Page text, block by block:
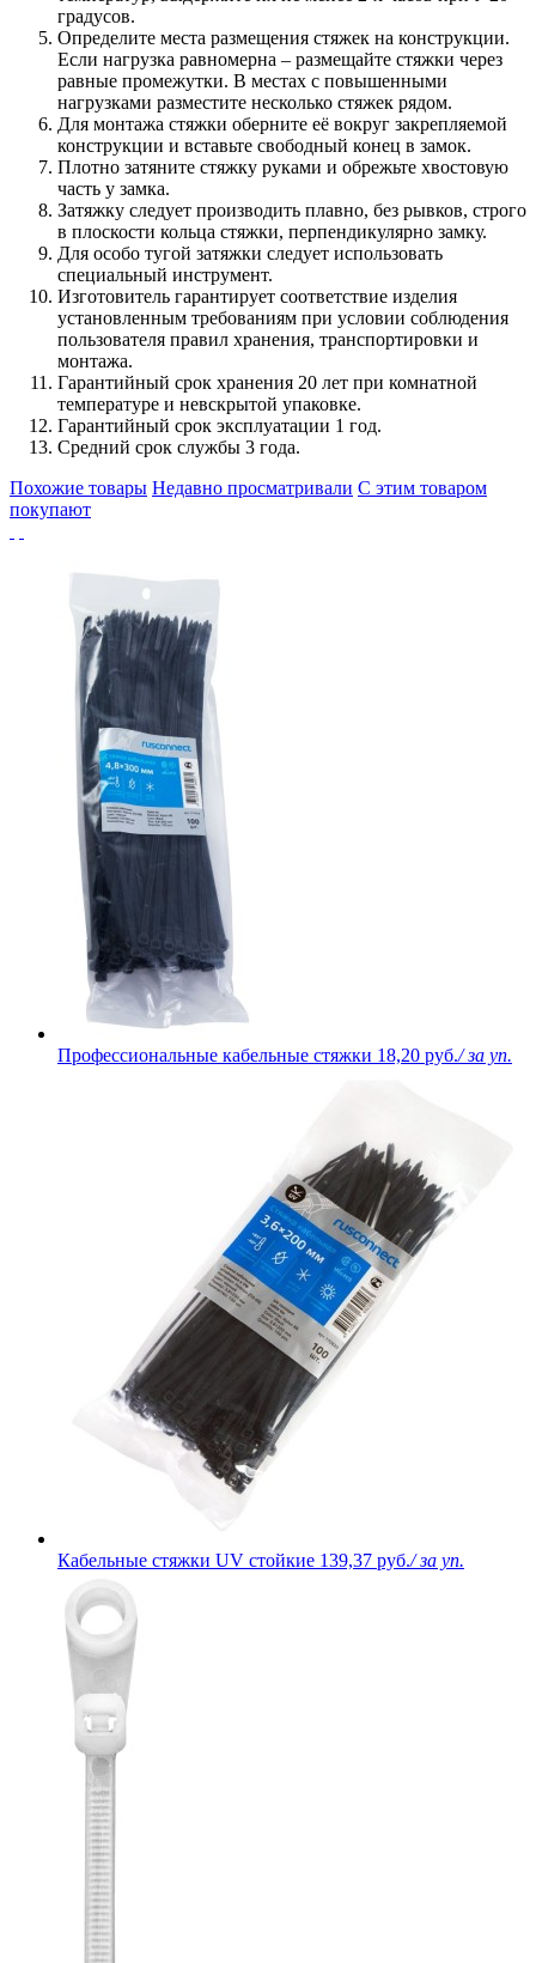
градусов.
Определите места размещения стяжек на конструкции.
Если нагрузка равномерна – размещайте стяжки через
равные промежутки. В местах с повышенными
нагрузками разместите несколько стяжек рядом.
Для монтажа стяжки оберните её вокруг закрепляемой
конструкции и вставьте свободный конец в замок.
Плотно затяните стяжку руками и обрежьте хвостовую
часть у замка.
Затяжку следует производить плавно, без рывков, строго
в плоскости кольца стяжки, перпендикулярно замку.
Для особо тугой затяжки следует использовать
специальный инструмент.
Изготовитель гарантирует соответствие изделия
установленным требованиям при условии соблюдения
пользователя правил хранения, транспортировки и
монтажа.
Гарантийный срок хранения 20 лет при комнатной
температуре и невскрытой упаковке.
Гарантийный срок эксплуатации 1 год.
Средний срок службы 3 года.
Похожие товары Недавно просматривали С этим товаром
покупают
Профессиональные кабельные стяжки 18,20 руб./ за уп.
Кабельные стяжки UV стойкие 139,37 руб./ за уп.